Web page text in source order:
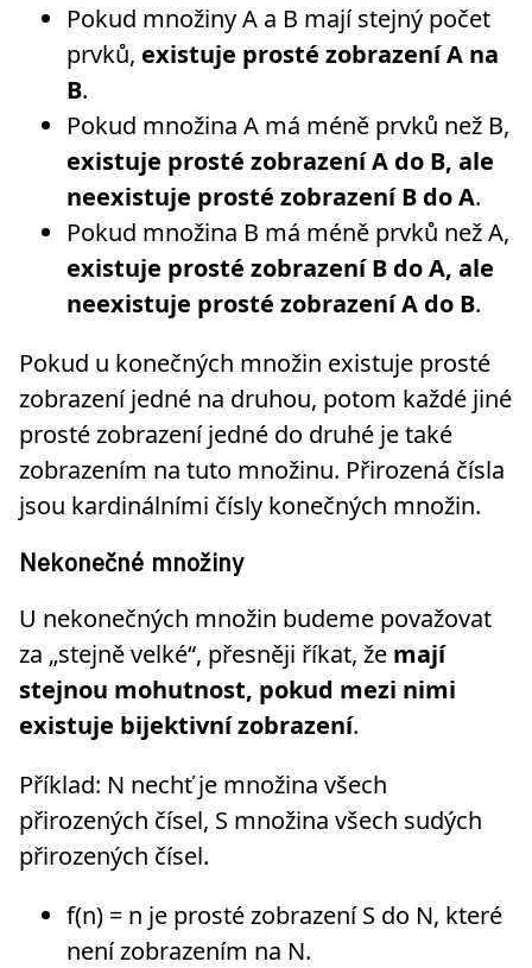
Pokud množiny A a B mají stejný počet
prvků, existuje prosté zobrazení A na
B.
Pokud množina A má méně prvků než B,
existuje prosté zobrazení A do B, ale
neexistuje prosté zobrazení B do A.
Pokud množina B má méně prvků než A,
existuje prosté zobrazení B do A, ale
neexistuje prosté zobrazení A do B.
Pokud u konečných množin existuje prosté
zobrazení jedné na druhou, potom každé jiné
prosté zobrazení jedné do druhé je také
zobrazením na tuto množinu. Přirozená čísla
jsou kardinálními čísly konečných množin.
Nekonečné množiny
U nekonečných množin budeme považovat
za „stejně velké“, přesněji říkat, že mají
stejnou mohutnost, pokud mezi nimi
existuje bijektivní zobrazení.
Příklad: N nechť je množina všech
přirozených čísel, S množina všech sudých
přirozených čísel.
f(n) = n je prosté zobrazení S do N, které
není zobrazením na N.